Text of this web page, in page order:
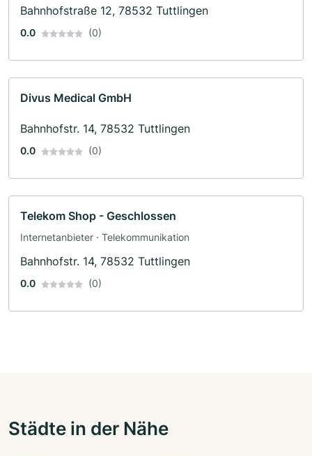
Bahnhofstraße 12, 78532 Tuttlingen
0.0 (0)
Divus Medical GmbH
Bahnhofstr. 14, 78532 Tuttlingen
0.0 (0)
Telekom Shop - Geschlossen
Internetanbieter · Telekommunikation
Bahnhofstr. 14, 78532 Tuttlingen
0.0 (0)
Städte in der Nähe